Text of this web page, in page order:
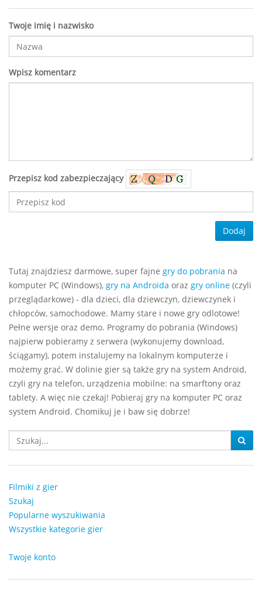
Twoje imię i nazwisko
Wpisz komentarz
Przepisz kod zabezpieczający
Dodaj
Tutaj znajdziesz darmowe, super fajne gry do pobrania na
komputer PC (Windows), gry na Androida oraz gry online (czyli
przeglądarkowe) - dla dzieci, dla dziewczyn, dziewczynek i
chłopców, samochodowe. Mamy stare i nowe gry odlotowe!
Pełne wersje oraz demo. Programy do pobrania (Windows)
najpierw pobieramy z serwera (wykonujemy download,
ściągamy), potem instalujemy na lokalnym komputerze i
możemy grać. W dolinie gier są także gry na system Android,
czyli gry na telefon, urządzenia mobilne: na smarftony oraz
tablety. A więc nie czekaj! Pobieraj gry na komputer PC oraz
system Android. Chomikuj je i baw się dobrze!
Filmiki z gier
Szukaj
Popularne wyszukiwania
Wszystkie kategorie gier
Twoje konto